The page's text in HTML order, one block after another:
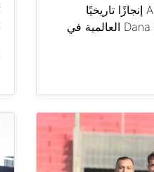
حقق فريق AFA Lebanon إنجازًا تاريخيًا
بإحرازه لقب بطولة Dana Cup العالمية في